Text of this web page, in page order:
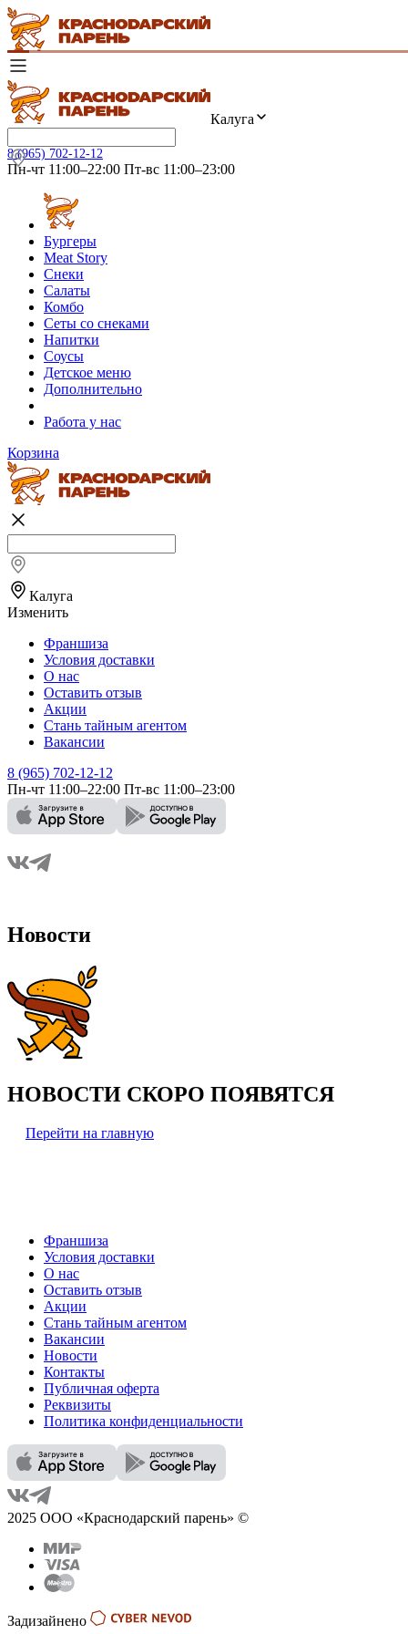
Калуга
8 (965) 702-12-12
Пн-чт 11:00–22:00 Пт-вс 11:00–23:00
Бургеры
Meat Story
Снеки
Салаты
Комбо
Сеты со снеками
Напитки
Соусы
Детское меню
Дополнительно
Работа у нас
Корзина
Калуга
Изменить
Франшиза
Условия доставки
О нас
Оставить отзыв
Акции
Стань тайным агентом
Вакансии
8 (965) 702-12-12
Пн-чт 11:00–22:00 Пт-вс 11:00–23:00
Новости
НОВОСТИ СКОРО ПОЯВЯТСЯ
Перейти на главную
Франшиза
Условия доставки
О нас
Оставить отзыв
Акции
Стань тайным агентом
Вакансии
Новости
Контакты
Публичная оферта
Реквизиты
Политика конфиденциальности
2025 ООО «Краснодарский парень» ©
Задизайнено